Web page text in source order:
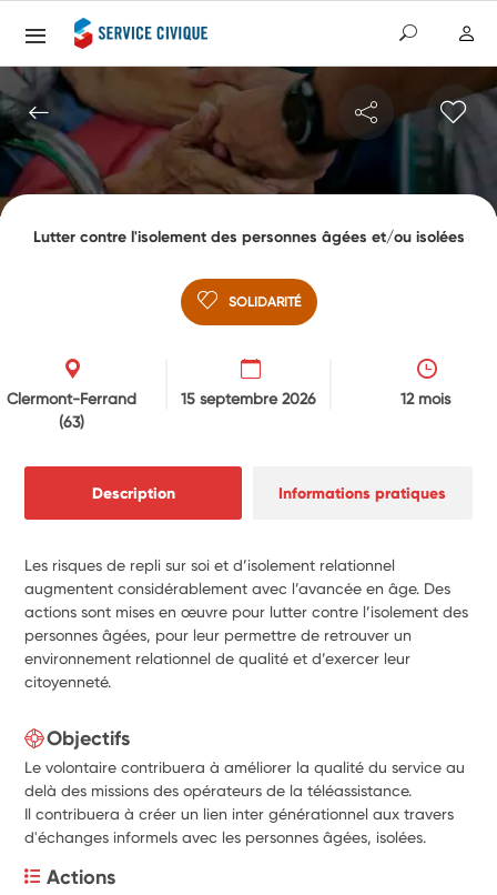
Lutter contre l'isolement des personnes âgées et/ou isolées
SOLIDARITÉ
Clermont-Ferrand
(63)
15 septembre 2026 12 mois
Description Informations pratiques
Les risques de repli sur soi et d’isolement relationnel
augmentent considérablement avec l’avancée en âge. Des
actions sont mises en œuvre pour lutter contre l’isolement des
personnes âgées, pour leur permettre de retrouver un
environnement relationnel de qualité et d’exercer leur
citoyenneté.
Objectifs
Le volontaire contribuera à améliorer la qualité du service au
delà des missions des opérateurs de la téléassistance.
Il contribuera à créer un lien inter générationnel aux travers
d'échanges informels avec les personnes âgées, isolées.
Actions